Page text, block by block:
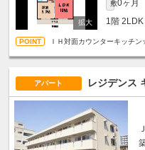
敷0ヶ月
1階 2LDK
ＩＨ対面カウンターキッチ
アパート レジデンス